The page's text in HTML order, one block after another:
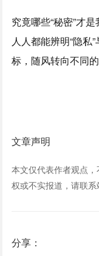
究竟哪些“秘密”才
人人都能辨明“隐私
标，随风转向不同的
文章声明
本文仅代表作者观点
权或不实报道，请联系
分享：